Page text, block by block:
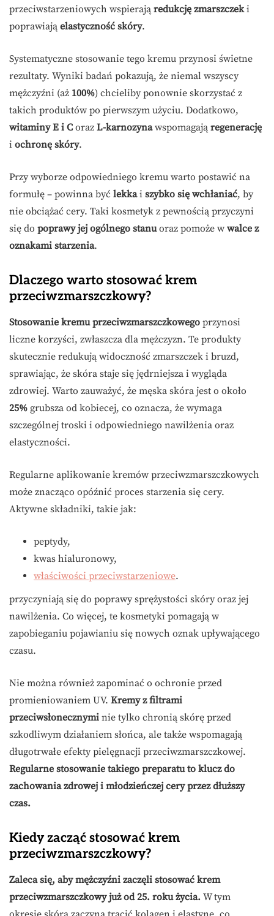
przeciwstarzeniowych wspierają redukcję zmarszczeki
poprawiają elastyczność skóry.
Systematyczne stosowanie tego kremu przynosi świetne
rezultaty. Wyniki badań pokazują, że niemal wszyscy
mężczyźni (aż 100%) chcieliby ponownie skorzystać z
takich produktów po pierwszym użyciu. Dodatkowo,
witaminy E i C oraz L-karnozynawspomagają regenerację
i ochronę skóry.
Przy wyborze odpowiedniego kremu warto postawić na
formułę – powinna być lekkai szybko się wchłaniać, by
nie obciążać cery. Taki kosmetyk z pewnością przyczyni
się do poprawy jej ogólnego stanuoraz pomoże w walce z
oznakami starzenia.
Dlaczego warto stosować krem
przeciwzmarszczkowy?
Stosowanie kremu przeciwzmarszczkowego przynosi
liczne korzyści, zwłaszcza dla mężczyzn. Te produkty
skutecznie redukują widoczność zmarszczek i bruzd,
sprawiając, że skóra staje się jędrniejsza i wygląda
zdrowiej. Warto zauważyć, że męska skóra jest o około
25% grubsza od kobiecej, co oznacza, że wymaga
szczególnej troski i odpowiedniego nawilżenia oraz
elastyczności.
Regularne aplikowanie kremów przeciwzmarszczkowych
może znacząco opóźnić proces starzenia się cery.
Aktywne składniki, takie jak:
peptydy,
kwas hialuronowy,
właściwości przeciwstarzeniowe.
przyczyniają się do poprawy sprężystości skóry oraz jej
nawilżenia. Co więcej, te kosmetyki pomagają w
zapobieganiu pojawianiu się nowych oznak upływającego
czasu.
Nie można również zapominać o ochronie przed
promieniowaniem UV. Kremy z filtrami
przeciwsłonecznymi nie tylko chronią skórę przed
szkodliwym działaniem słońca, ale także wspomagają
długotrwałe efekty pielęgnacji przeciwzmarszczkowej.
Regularne stosowanie takiego preparatu to klucz do
zachowania zdrowej i młodzieńczej cery przez dłuższy
czas.
Kiedy zacząć stosować krem
przeciwzmarszczkowy?
Zaleca się, aby mężczyźni zaczęli stosować krem
przeciwzmarszczkowy już od25. roku życia. W tym